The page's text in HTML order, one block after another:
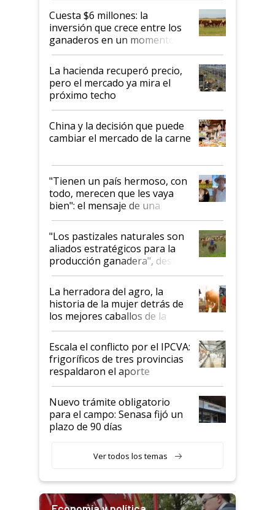
Cuesta $6 millones: la
inversión que crece entre los
ganaderos en un momento
histórico para la actividad
La hacienda recuperó precio,
pero el mercado ya mira el
próximo techo
China y la decisión que puede
cambiar el mercado de la carne
"Tienen un país hermoso, con
todo, merecen que les vaya
bien": el mensaje de una
ganadera uruguaya sobre las
oportunidades que se abren
para el agro en Argentina, con
foco en la carne
"Los pastizales naturales son
aliados estratégicos para la
producción ganadera", destaca
la iniciativa que ya reúne a 46
establecimientos en Argentina
La herradora del agro, la
historia de la mujer detrás de
los mejores caballos de la
Argentina y los mitos que
todavía hacen sufrir a estos
animales: "Mientras me
descalificaban, yo seguí
haciendo currículum"
Escala el conflicto por el IPCVA:
frigoríficos de tres provincias
respaldaron el aporte
obligatorio
Nuevo trámite obligatorio
para el campo: Senasa fijó un
plazo de 90 días
Ver todos los temas